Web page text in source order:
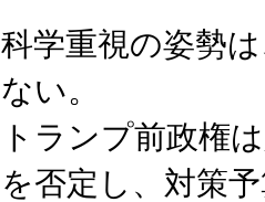
科学重視の姿勢
ない。
トランプ前政権
を否定し、対策